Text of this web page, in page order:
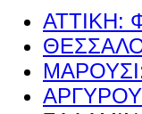
ΑΤΤΙΚΗ:
ΜΑΡΟΥΣΙ: